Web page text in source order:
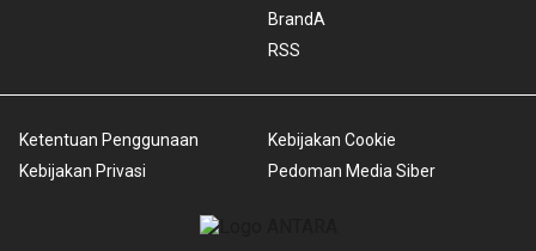
BrandA
RSS
Ketentuan Penggunaan
Kebijakan Privasi
Kebijakan Cookie
Pedoman Media Siber